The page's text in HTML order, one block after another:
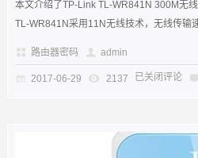
本文介绍了TP-Link TL-WR841N 300M无
TL-WR841N采用11N无线技术，无线传输
路由器密码 admin
2017-06-29 2137 已关闭评论